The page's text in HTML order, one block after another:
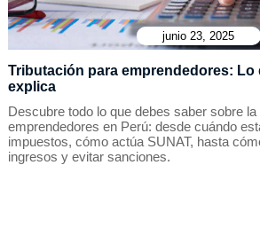
junio 23, 2025
Tributación para emprendedores: Lo
explica
Descubre todo lo que debes saber sobre
emprendedores en Perú: desde cuándo
impuestos, cómo actúa SUNAT, hasta
ingresos y evitar sanciones.